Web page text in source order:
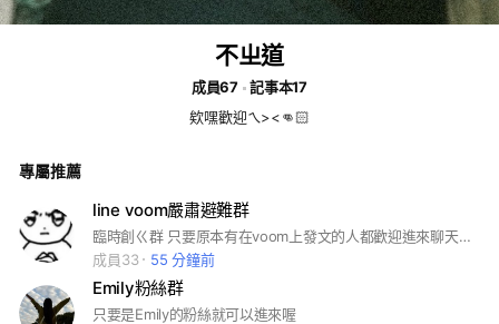
不ㄓ道
成員67
記事本17
欸嘿歡迎ㄟ><👊🏻
專屬推薦
line voom嚴肅避難群
臨時創ㄍ群 只要原本有在voom上發文的人都歡迎進來聊天😭✋🏻 這裡是和平的小小世界不接受吵架接受愛的誇誇💓 傻逼官方不要以為這樣就能阻止我們的愛😡🫵🏻
成員33
55 分鐘前
Emily粉絲群
只要是Emily的粉絲就可以進來喔